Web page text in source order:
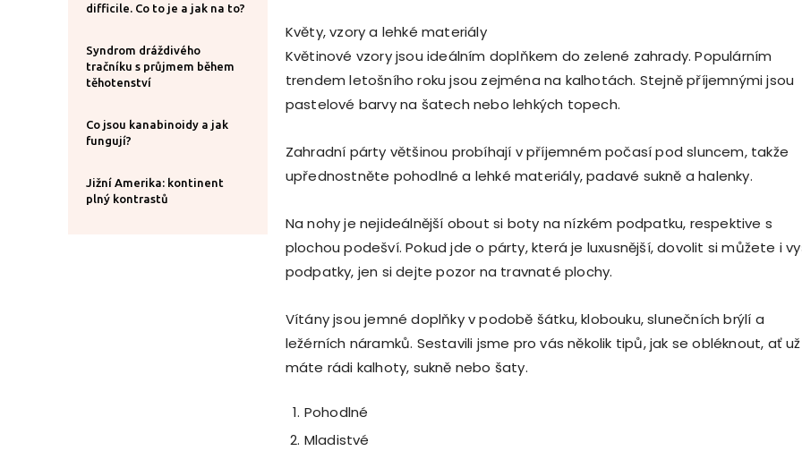
difficile. Co to je a jak na to?
Syndrom dráždivého
tračníku s průjmem během
těhotenství
Co jsou kanabinoidy a jak
fungují?
Jižní Amerika: kontinent
plný kontrastů
Květy, vzory a lehké materiály
Květinové vzory jsou ideálním doplňkem do zelené zahrady. Populárním
trendem letošního roku jsou zejména na kalhotách. Stejně příjemnými jsou
pastelové barvy na šatech nebo lehkých topech.
Zahradní párty většinou probíhají v příjemném počasí pod sluncem, takže
upřednostněte pohodlné a lehké materiály, padavé sukně a halenky.
Na nohy je nejideálnější obout si boty na nízkém podpatku, respektive s
plochou podešví. Pokud jde o párty, která je luxusnější, dovolit si můžete i
podpatky, jen si dejte pozor na travnaté plochy.
Vítány jsou jemné doplňky v podobě šátku, klobouku, slunečních brýlí a
ležérních náramků. Sestavili jsme pro vás několik tipů, jak se obléknout, ať už
máte rádi kalhoty, sukně nebo šaty.
Pohodlné
Mladistvé